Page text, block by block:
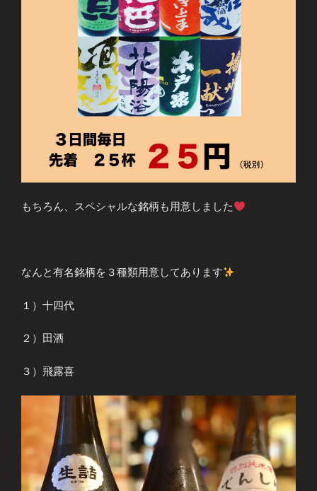
もちろん、スペシャルな銘柄も用意しました
なんと有名銘柄を３種類用意してあります
１）十四代
２）田酒
３）飛露喜